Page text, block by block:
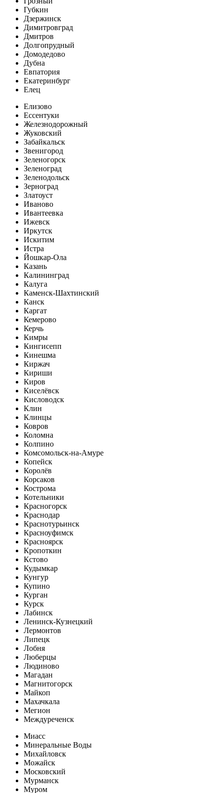
Губкин
Дзержинск
Димитровград
Дмитров
Долгопрудный
Домодедово
Дубна
Евпатория
Екатеринбург
Елец
Елизово
Ессентуки
Железнодорожный
Жуковский
Забайкальск
Звенигород
Зеленогорск
Зеленоград
Зеленодольск
Зерноград
Златоуст
Иваново
Ивантеевка
Ижевск
Иркутск
Искитим
Истра
Йошкар-Ола
Казань
Калининград
Калуга
Каменск-Шахтинский
Канск
Каргат
Кемерово
Керчь
Кимры
Кингисепп
Кинешма
Киржач
Кириши
Киров
Киселёвск
Кисловодск
Клин
Клинцы
Ковров
Коломна
Колпино
Комсомольск-на-Амуре
Копейск
Королёв
Корсаков
Кострома
Котельники
Красногорск
Краснодар
Краснотурьинск
Красноуфимск
Красноярск
Кропоткин
Кстово
Кудымкар
Кунгур
Купино
Курган
Курск
Лабинск
Ленинск-Кузнецкий
Лермонтов
Липецк
Лобня
Люберцы
Людиново
Магадан
Магнитогорск
Майкоп
Махачкала
Мегион
Междуреченск
Миасс
Минеральные Воды
Михайловск
Можайск
Московский
Мурманск
Муром